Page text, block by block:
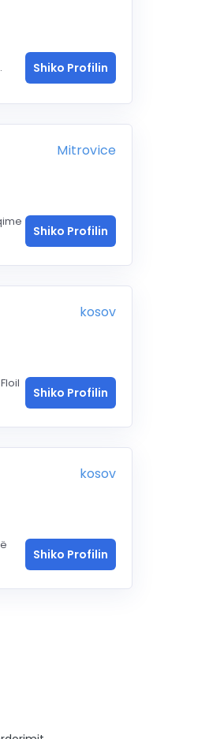
Shiko Profilin
Mitrovice
Shiko Profilin
kosov
Shiko Profilin
kosov
Shiko Profilin